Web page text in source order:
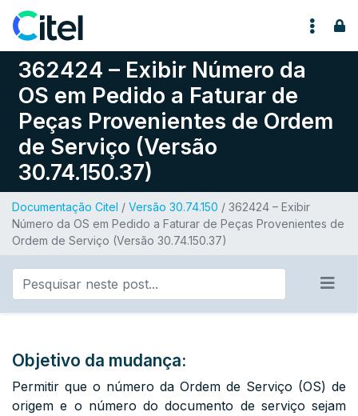
Pular para o conteúdo
362424 – Exibir Número da
OS em Pedido a Faturar de
Peças Provenientes de Ordem
de Serviço (Versão
30.74.150.37)
Documentação Citel / Versão 30.74.150 / 362424 – Exibir
Número da OS em Pedido a Faturar de Peças Provenientes de
Ordem de Serviço (Versão 30.74.150.37)
Objetivo da mudança:
Permitir que o número da Ordem de Serviço (OS) de
origem e o número do documento de serviço sejam